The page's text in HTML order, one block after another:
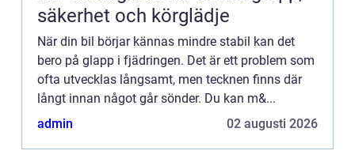
säkerhet och körglädje
När din bil börjar kännas mindre stabil kan det
bero på glapp i fjädringen. Det är ett problem som
ofta utvecklas långsamt, men tecknen finns där
långt innan något går sönder. Du kan m&...
admin
02 augusti 2026